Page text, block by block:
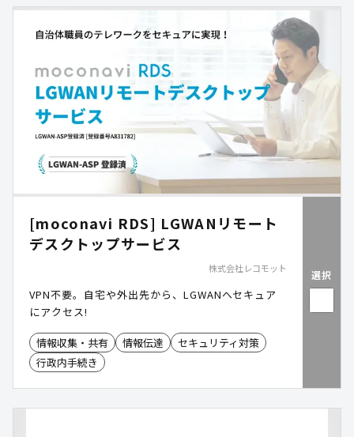
「rakumo(ラクモ)」を活用した業務効率化のポイ
[moconavi RDS] LGWANリモート
デスクトップサービス
株式会社レコモット
VPN不要。自宅や外出先から、LGWANへセキュア
にアクセス!
情報収集・共有 情報伝達
セキュリティ対策
行政内手続き
選択